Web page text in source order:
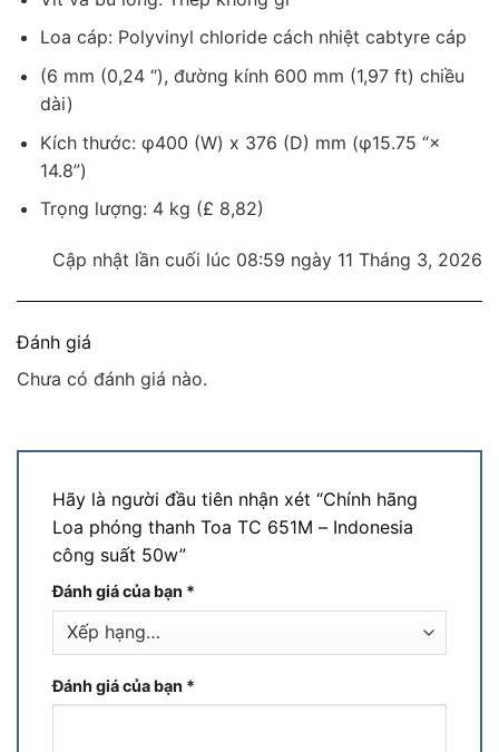
Loa cáp: Polyvinyl chloride cách nhiệt cabtyre cáp
(6 mm (0,24 “), đường kính 600 mm (1,97 ft) chiều
dài)
Kích thước: φ400 (W) x 376 (D) mm (φ15.75 “×
14.8”)
Trọng lượng: 4 kg (£ 8,82)
Cập nhật lần cuối lúc 08:59 ngày 11 Tháng 3, 2026
Đánh giá
Chưa có đánh giá nào.
Hãy là người đầu tiên nhận xét “Chính hãng
Loa phóng thanh Toa TC 651M – Indonesia
công suất 50w”
Đánh giá của bạn *
Đánh giá của bạn *